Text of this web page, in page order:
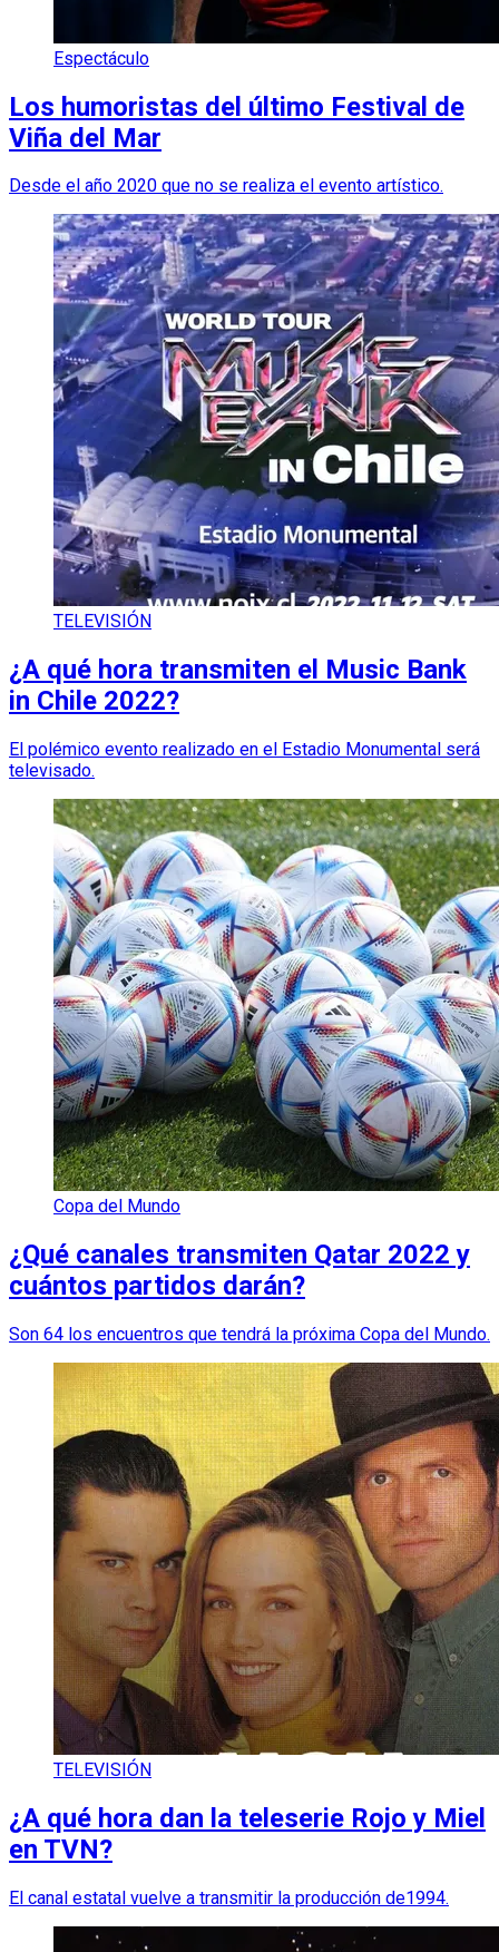
Espectáculo
Los humoristas del último Festival de
Viña del Mar
Desde el año 2020 que no se realiza el evento artístico.
TELEVISIÓN
¿A qué hora transmiten el Music Bank
in Chile 2022?
El polémico evento realizado en el Estadio Monumental será
televisado.
Copa del Mundo
¿Qué canales transmiten Qatar 2022 y
cuántos partidos darán?
Son 64 los encuentros que tendrá la próxima Copa del Mundo.
TELEVISIÓN
¿A qué hora dan la teleserie Rojo y Miel
en TVN?
El canal estatal vuelve a transmitir la producción de1994.